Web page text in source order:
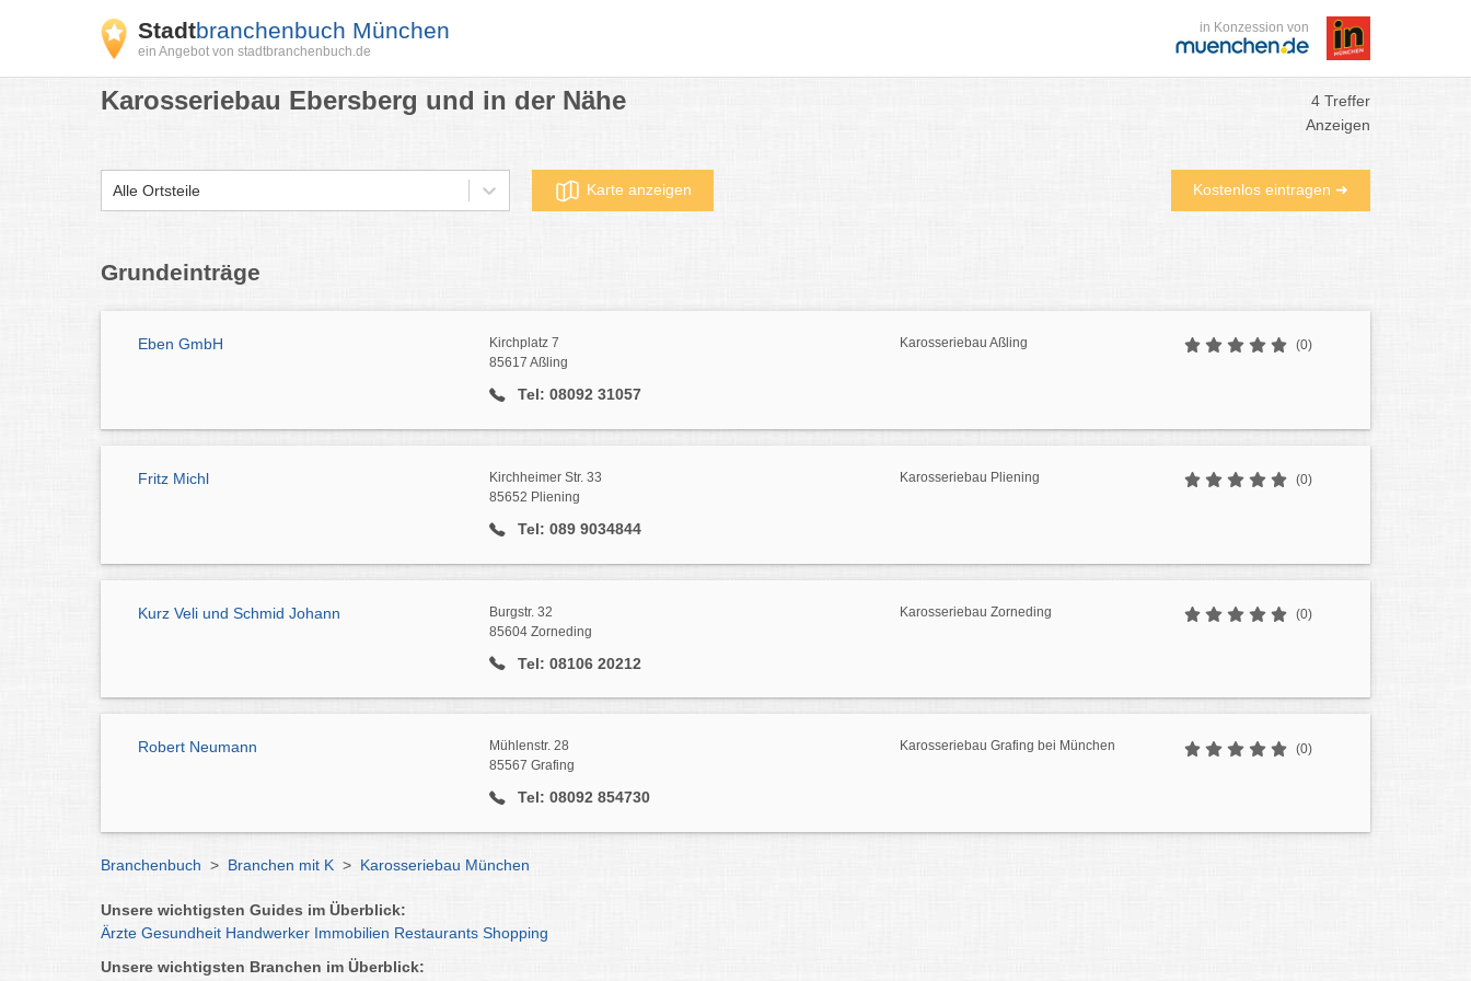
Stadtbranchenbuch München
ein Angebot von stadtbranchenbuch.de
in Konzession von
Karosseriebau Ebersberg und in der Nähe
4 Treffer
Anzeigen
Alle Ortsteile Karte anzeigen Kostenlos eintragen ➜
Grundeinträge
Eben GmbH
Kirchplatz 7
85617 Aßling
Tel: 08092 31057
Karosseriebau Aßling (0)
Fritz Michl
Kirchheimer Str. 33
85652 Pliening
Tel: 089 9034844
Karosseriebau Pliening (0)
Kurz Veli und Schmid Johann
Burgstr. 32
85604 Zorneding
Tel: 08106 20212
Karosseriebau Zorneding (0)
Robert Neumann
Mühlenstr. 28
85567 Grafing
Tel: 08092 854730
Karosseriebau Grafing bei München (0)
Branchenbuch > Branchen mit K > Karosseriebau München
Unsere wichtigsten Guides im Überblick:
Ärzte Gesundheit Handwerker Immobilien Restaurants Shopping
Unsere wichtigsten Branchen im Überblick: